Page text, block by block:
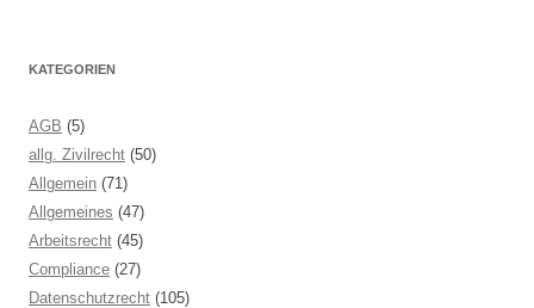
KATEGORIEN
AGB (5)
allg. Zivilrecht (50)
Allgemein (71)
Allgemeines (47)
Arbeitsrecht (45)
Compliance (27)
Datenschutzrecht (105)